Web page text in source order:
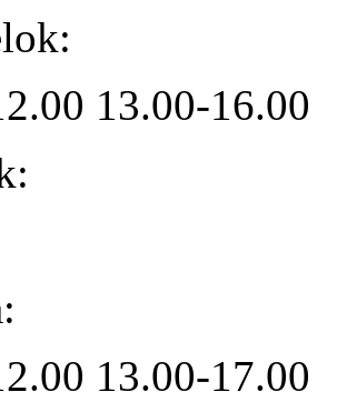
13.00-16.00
13.00-17.00